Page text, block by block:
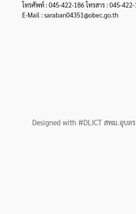
โทรศัพท์ : 045-422-186 โทรสาร : 045-
E-Mail : saraban04351@obec.go.th
Designed with #DLICT สพม.อุบล